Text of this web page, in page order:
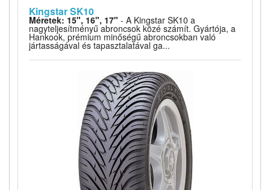
Kingstar SK10
Méretek: 15", 16", 17" - A Kingstar SK10 a
nagyteljesítményű abroncsok közé számít. Gyártója, a
Hankook, prémium minőségű abroncsokban való
jártasságával és tapasztalatával ga...